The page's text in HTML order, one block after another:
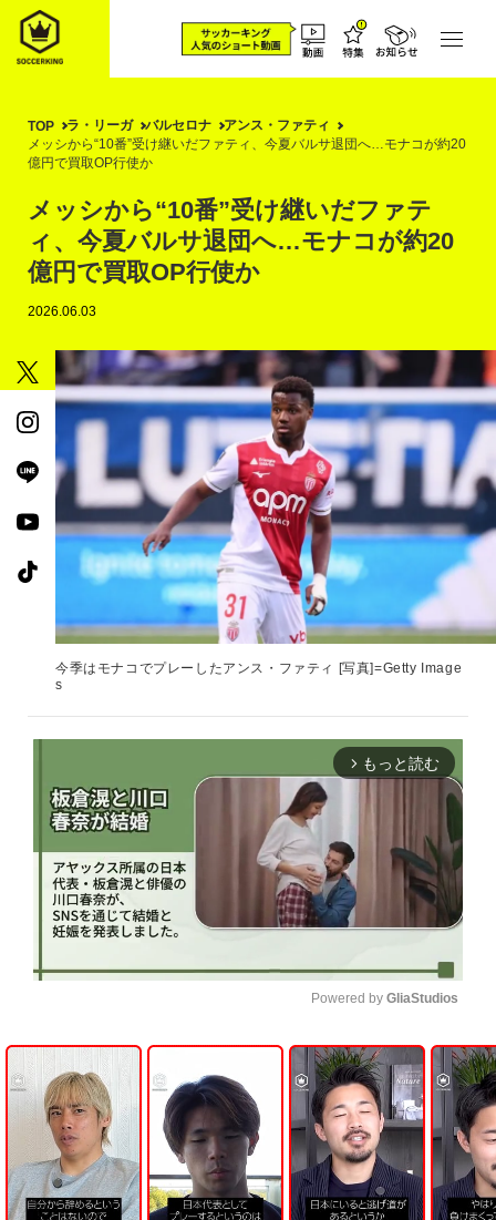
TOP ラ・リーガ バルセロナ
アンス・ファティ
メッシから“10番”受け継いだファティ、今夏バルサ退団へ…モナコが約20
億円で買取OP行使か
メッシから“10番”受け継いだファテ
ィ、今夏バルサ退団へ…モナコが約20
億円で買取OP行使か
2026.06.03
今季はモナコでプレーしたアンス・ファティ [写真]=Getty Image
s
arrow_forward_ios もっと読む
U
n
m
u
t
e
Powered by GliaStudios